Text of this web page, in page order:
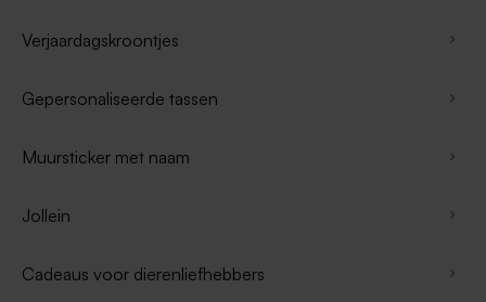
Verjaardagskroontjes
Gepersonaliseerde tassen
Muursticker met naam
Jollein
Cadeaus voor dierenliefhebbers